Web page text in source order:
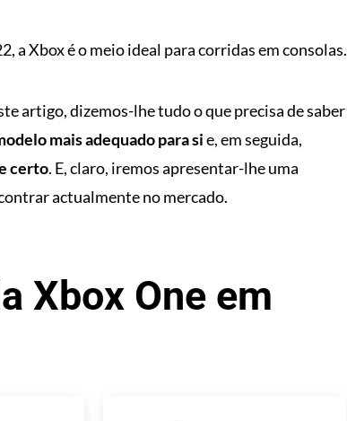
a Xbox é o meio ideal para corridas em consolas.
artigo, dizemos-lhe tudo o que precisa de saber
mais adequado para sie, em seguida,
certo. E, claro, iremos apresentar-lhe uma
actualmente no mercado.
Xbox One em